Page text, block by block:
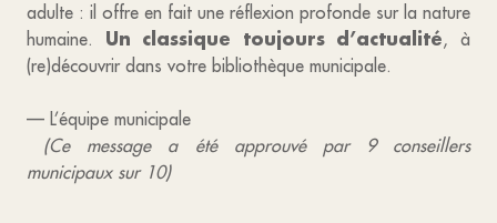
adulte : il offre en fait une réflexion profonde sur la nature
humaine. Un classique toujours d’actualité, à
(re)découvrir dans votre bibliothèque municipale.
— L’équipe municipale
(Ce message a été approuvé par 9 conseillers
municipaux sur 10)